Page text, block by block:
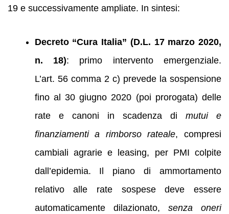
19 e successivamente ampliate. In sintesi:
Decreto “Cura Italia” (D.L. 17 marzo 2020,
n. 18): primo intervento emergenziale.
L’art. 56 comma 2 c) prevede la sospensione
fino al 30 giugno 2020 (poi prorogata) delle
rate e canoni in scadenza di mutui e
finanziamenti a rimborso rateale, compresi
cambiali agrarie e leasing, per PMI colpite
dall’epidemia. Il piano di ammortamento
relativo alle rate sospese deve essere
automaticamente dilazionato, senza oneri